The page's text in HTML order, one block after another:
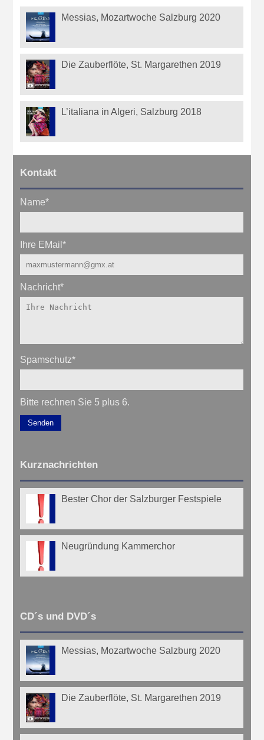
Messias, Mozartwoche Salzburg 2020
Die Zauberflöte, St. Margarethen 2019
L’italiana in Algeri, Salzburg 2018
Kontakt
Name*
Ihre EMail*
Nachricht*
Spamschutz*
Bitte rechnen Sie 5 plus 6.
Senden
Kurznachrichten
Bester Chor der Salzburger Festspiele
Neugründung Kammerchor
CD´s und DVD´s
Messias, Mozartwoche Salzburg 2020
Die Zauberflöte, St. Margarethen 2019